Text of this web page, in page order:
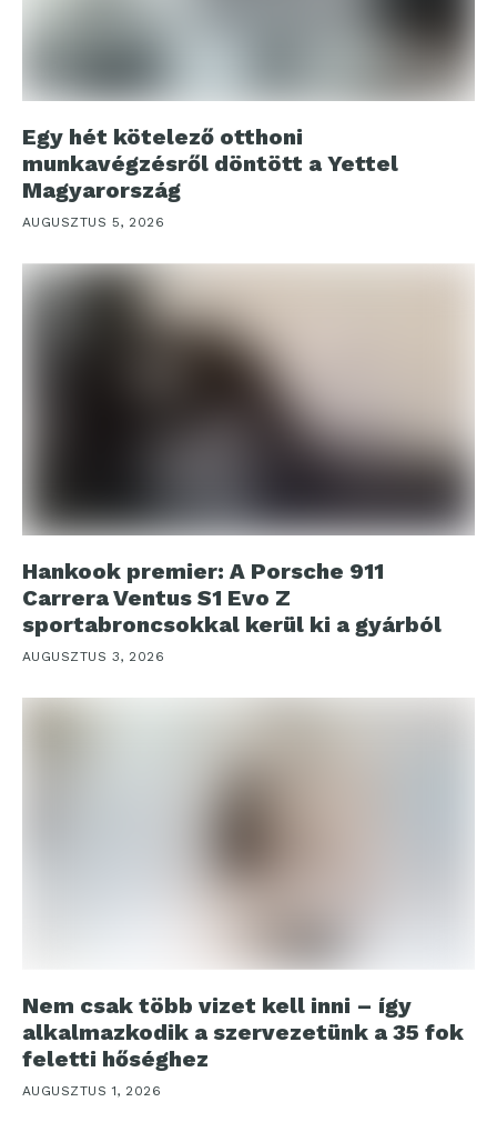
Egy hét kötelező otthoni
munkavégzésről döntött a Yettel
Magyarország
AUGUSZTUS 5, 2026
Hankook premier: A Porsche 911
Carrera Ventus S1 Evo Z
sportabroncsokkal kerül ki a gyárból
AUGUSZTUS 3, 2026
Nem csak több vizet kell inni – így
alkalmazkodik a szervezetünk a 35 fok
feletti hőséghez
AUGUSZTUS 1, 2026